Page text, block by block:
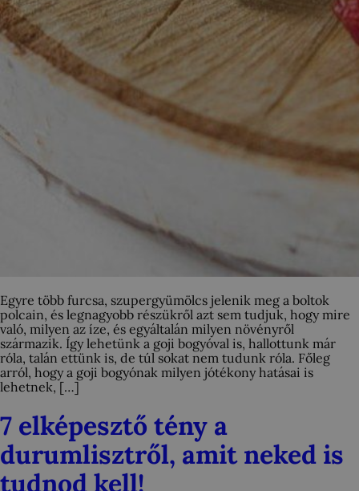
Egyre több furcsa, szupergyümölcs jelenik meg a boltok
polcain, és legnagyobb részükről azt sem tudjuk, hogy mire
való, milyen az íze, és egyáltalán milyen növényről
származik. Így lehetünk a goji bogyóval is, hallottunk már
róla, talán ettünk is, de túl sokat nem tudunk róla. Főleg
arról, hogy a goji bogyónak milyen jótékony hatásai is
lehetnek, […]
7 elképesztő tény a
durumlisztről, amit neked is
tudnod kell!